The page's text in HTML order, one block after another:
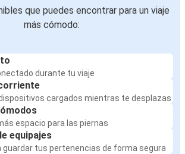
que puedes encontrar para un viaje
más cómodo:
durante tu viaje
cargados mientras te desplazas
espacio para las piernas
equipajes
guardar tus pertenencias de forma segura